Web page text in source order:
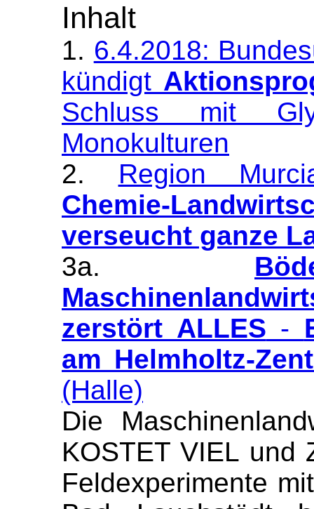
Inhalt
1. 6.4.2018:
kündigt
Schluss mit
Monokulturen
2. Region
Chemie-
verseucht ganze
3a.
zerstört ALLES -
am Helmholtz-
(Halle)
Die
KOSTET VIEL und
Feldexperimente